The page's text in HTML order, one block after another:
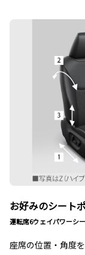
お好みのシート
運転席6ウェイパワーシ
座席の位置・角度